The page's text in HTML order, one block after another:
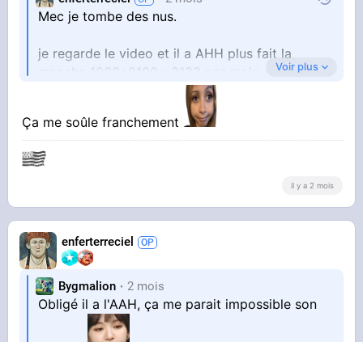
Mec je tombe des nus.
je regarde le video et il a AHH plus fait la
Et il faut le plaindre .(après il est français )
Voir plus
Ça me soûle franchement
il y a 2 mois
enferterreciel
Bygmalion 2 mois
Obligé il a l'AAH, ça me parait impossible son